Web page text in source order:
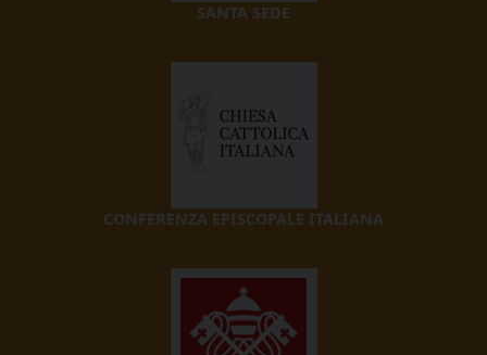
SANTA SEDE
CONFERENZA EPISCOPALE ITALIANA